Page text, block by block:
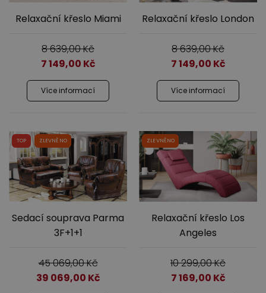
Jídelna
Relaxační křeslo Miami
8 639,00Kč
7 149,00 Kč
Více informací
Relaxační křeslo London
8 639,00Kč
7 149,00 Kč
Více informací
TOP ZLEVNĚNO
Sedací souprava Parma
3F+1+1
45 069,00Kč
39 069,00 Kč
ZLEVNĚNO
Relaxační křeslo Los
Angeles
10 299,00Kč
7 169,00 Kč